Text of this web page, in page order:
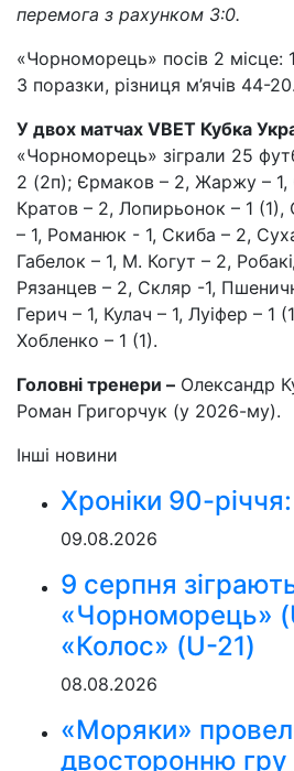
перемога з рахунком 3:0.
«Чорноморець» посів 2 місце:
3 поразки, різниця м’ячів 44-20.
У двох матчах VBET Кубка
«Чорноморець» зіграли 25
2 (2п); Єрмаков – 2, Жаржу – 1,
Кратов – 2, Лопирьонок – 1 (1),
– 1, Романюк - 1, Скиба – 2,
Габелок – 1, М. Когут – 2,
Рязанцев – 2, Скляр -1,
Герич – 1, Кулач – 1, Луіфер – 1
Хобленко – 1 (1).
Головні тренери – Олександр
Роман Григорчук (у 2026-му).
Інші новини
Хроніки 90-
09.08.2026
9 серпня
«Чорноморець»
«Колос» (U-21)
08.08.2026
«Моряки»
двосторонню гру